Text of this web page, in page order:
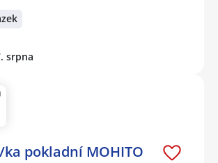
srpna
pokladní MOHITO